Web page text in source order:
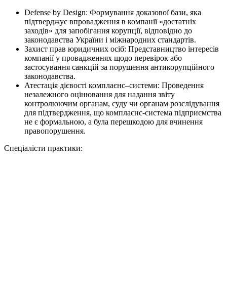
Defense by Design: Формування доказової бази, яка
підтверджує впровадження в компанії «достатніх
заходів» для запобігання корупції, відповідно до
законодавства України і міжнародних стандартів.
Захист прав юридичних осіб: Представництво інтересів
компанії у провадженнях щодо перевірок або
застосування санкцій за порушення антикорупційного
законодавства.
Атестація дієвості комплаєнс–системи: Проведення
незалежного оцінювання для надання звіту
контролюючим органам, суду чи органам розслідування
для підтвердження, що комплаєнс-система підприємства
не є формальною, а була перешкодою для вчинення
правопорушення.
Спеціалісти практики: